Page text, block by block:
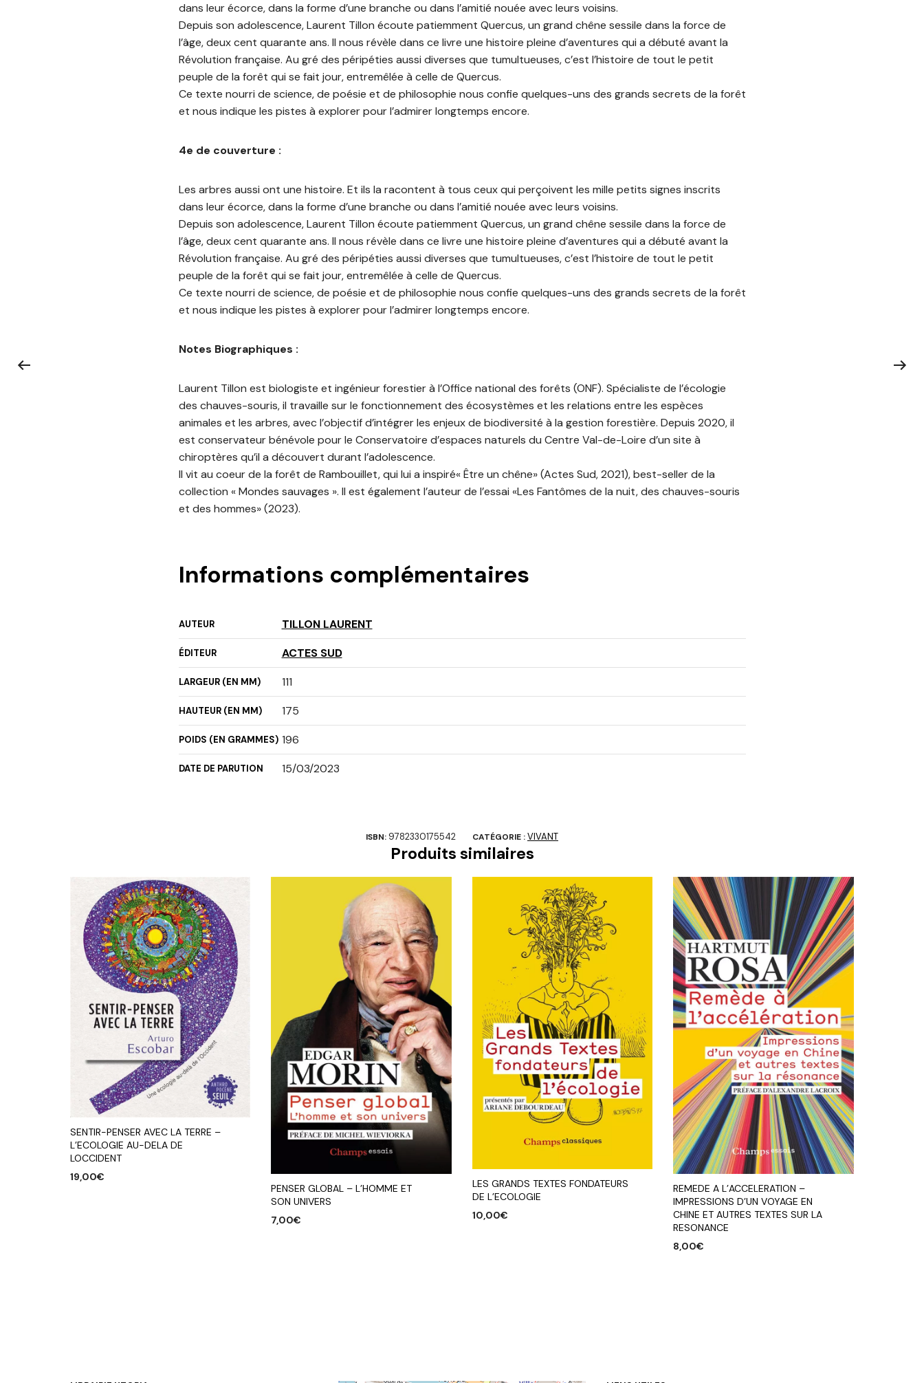
dans leur écorce, dans la forme d’une branche ou dans l’amitié nouée avec leurs voisins.
Depuis son adolescence, Laurent Tillon écoute patiemment Quercus, un grand chêne sessile dans la force de
l’âge, deux cent quarante ans. Il nous révèle dans ce livre une histoire pleine d’aventures qui a débuté avant la
Révolution française. Au gré des péripéties aussi diverses que tumultueuses, c’est l’histoire de tout le petit
peuple de la forêt qui se fait jour, entremêlée à celle de Quercus.
Ce texte nourri de science, de poésie et de philosophie nous confie quelques-uns des grands secrets de la forêt
et nous indique les pistes à explorer pour l’admirer longtemps encore.
4e de couverture :
Les arbres aussi ont une histoire. Et ils la racontent à tous ceux qui perçoivent les mille petits signes inscrits
dans leur écorce, dans la forme d’une branche ou dans l’amitié nouée avec leurs voisins.
Depuis son adolescence, Laurent Tillon écoute patiemment Quercus, un grand chêne sessile dans la force de
l’âge, deux cent quarante ans. Il nous révèle dans ce livre une histoire pleine d’aventures qui a débuté avant la
Révolution française. Au gré des péripéties aussi diverses que tumultueuses, c’est l’histoire de tout le petit
peuple de la forêt qui se fait jour, entremêlée à celle de Quercus.
Ce texte nourri de science, de poésie et de philosophie nous confie quelques-uns des grands secrets de la forêt
et nous indique les pistes à explorer pour l’admirer longtemps encore.
Notes Biographiques :
Laurent Tillon est biologiste et ingénieur forestier à l’Office national des forêts (ONF). Spécialiste de l’écologie
des chauves-souris, il travaille sur le fonctionnement des écosystèmes et les relations entre les espèces
animales et les arbres, avec l’objectif d’intégrer les enjeux de biodiversité à la gestion forestière. Depuis 2020, il
est conservateur bénévole pour le Conservatoire d’espaces naturels du Centre Val-de-Loire d’un site à
chiroptères qu’il a découvert durant l’adolescence.
Il vit au coeur de la forêt de Rambouillet, qui lui a inspiré« Être un chêne» (Actes Sud, 2021), best-seller de la
collection « Mondes sauvages ». Il est également l’auteur de l’essai «Les Fantômes de la nuit, des chauves-souris
et des hommes» (2023).
Informations complémentaires
AUTEUR TILLON LAURENT
ÉDITEUR ACTES SUD
LARGEUR (EN MM) 111
HAUTEUR (EN MM) 175
POIDS (EN GRAMMES) 196
DATE DE PARUTION 15/03/2023
ISBN: 9782330175542 CATÉGORIE :VIVANT
Produits similaires
SENTIR-PENSER AVEC LA TERRE –
L’ECOLOGIE AU-DELA DE
LOCCIDENT
19,00€
PENSER GLOBAL – L’HOMME ET
SON UNIVERS
7,00€
LES GRANDS TEXTES FONDATEURS
DE L’ECOLOGIE
10,00€
REMEDE A L’ACCELERATION –
IMPRESSIONS D’UN VOYAGE EN
CHINE ET AUTRES TEXTES SUR LA
RESONANCE
8,00€